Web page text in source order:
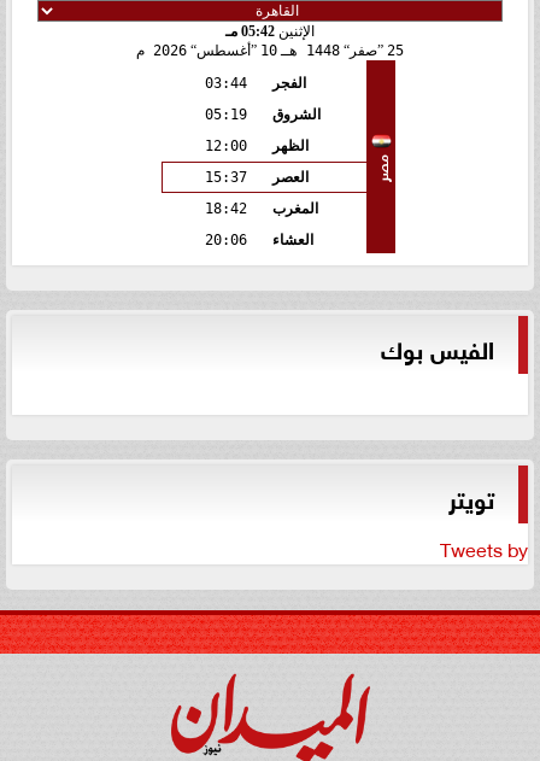
الإثنين 05:42 مـ
25 صفر 1448 هـ 10 أغسطس 2026 م
مصر
الفجر
03:44
الشروق
05:19
الظهر
12:00
العصر
15:37
المغرب
18:42
العشاء
20:06
الفيس بوك
تويتر
Tweets by